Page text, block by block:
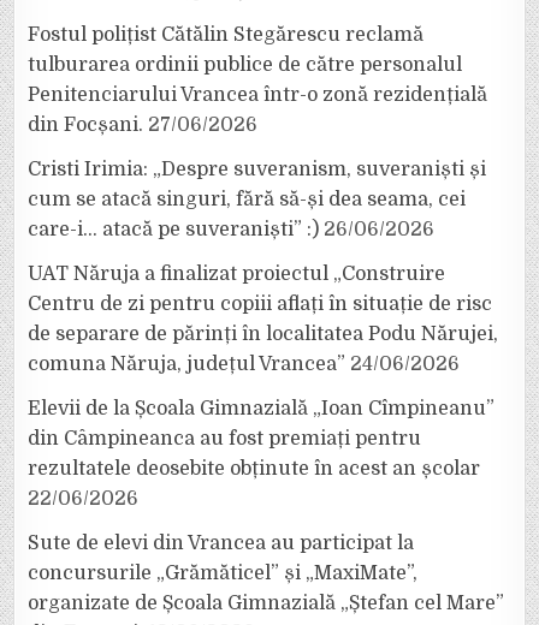
Fostul polițist Cătălin Stegărescu reclamă
tulburarea ordinii publice de către personalul
Penitenciarului Vrancea într-o zonă rezidențială
din Focșani. 27/06/2026
Cristi Irimia: „Despre suveranism, suveraniști și
cum se atacă singuri, fără să-și dea seama, cei
care-i… atacă pe suveraniști” :) 26/06/2026
UAT Năruja a finalizat proiectul „Construire
Centru de zi pentru copiii aflați în situație de risc
de separare de părinți în localitatea Podu Nărujei,
comuna Năruja, județul Vrancea” 24/06/2026
Elevii de la Școala Gimnazială „Ioan Cîmpineanu”
din Câmpineanca au fost premiați pentru
rezultatele deosebite obținute în acest an școlar
22/06/2026
Sute de elevi din Vrancea au participat la
concursurile „Grămăticel” și „MaxiMate”,
organizate de Școala Gimnazială „Ștefan cel Mare”